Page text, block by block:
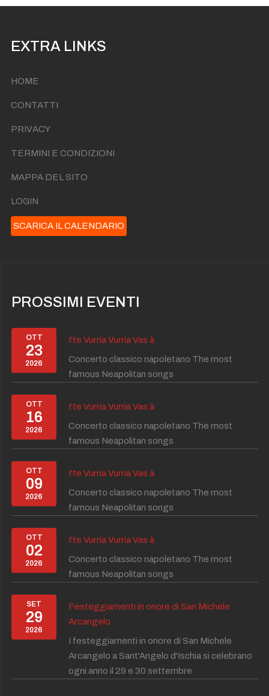
EXTRA LINKS
HOME
CONTATTI
PRIVACY
TERMINI E CONDIZIONI
MAPPA DEL SITO
LOGIN
SCARICA IL CALENDARIO
PROSSIMI EVENTI
OTT
23
2026
I'te Vurria Vurria Vas à
Concerto classico napoletano The most
famous Neapolitan songs
OTT
16
2026
I'te Vurria Vurria Vas à
Concerto classico napoletano The most
famous Neapolitan songs
OTT
09
2026
I'te Vurria Vurria Vas à
Concerto classico napoletano The most
famous Neapolitan songs
OTT
02
2026
I'te Vurria Vurria Vas à
Concerto classico napoletano The most
famous Neapolitan songs
SET
29
2026
Festeggiamenti in onore di San Michele
Arcangelo
I festeggiamenti in onore di San Michele
Arcangelo a Sant'Angelo d'Ischia si celebrano
ogni anno il 29 e 30 settembre